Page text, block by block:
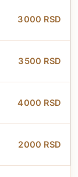
3000 RSD
3500 RSD
4000 RSD
2000 RSD